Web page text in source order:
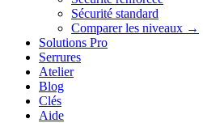
Sécurité standard
Comparer les niveaux →
Solutions Pro
Serrures
Atelier
Blog
Clés
Aide